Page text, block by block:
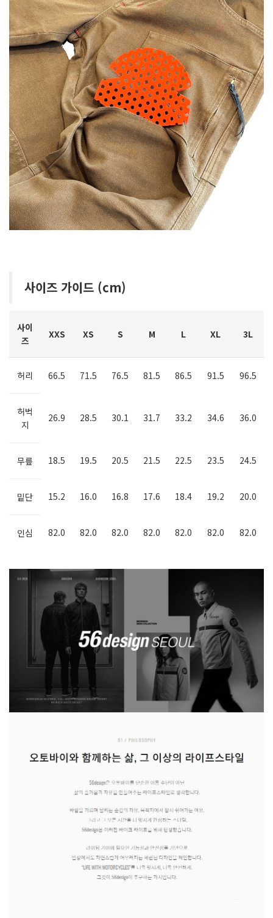
사이즈 가이드 (cm)
사이
즈
XXS XS S M L XL 3L
허리 66.5 71.5 76.5 81.5 86.5 91.5 96.5
허벅
지
26.9 28.5 30.1 31.7 33.2 34.6 36.0
무릎 18.5 19.5 20.5 21.5 22.5 23.5 24.5
밑단 15.2 16.0 16.8 17.6 18.4 19.2 20.0
인심 82.0 82.0 82.0 82.0 82.0 82.0 82.0